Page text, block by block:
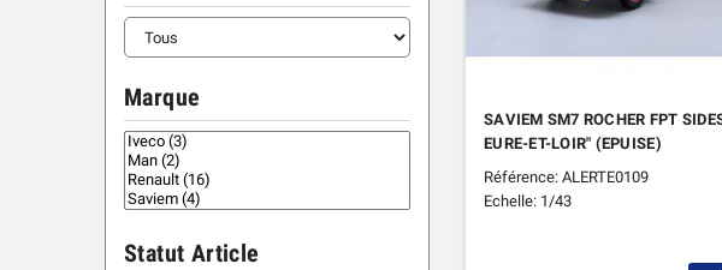
Marque
Statut Article
SAVIEM SM7 ROCHER FPT
EURE-ET-LOIR" (EPUISE)
Référence: ALERTE0109
Echelle: 1/43